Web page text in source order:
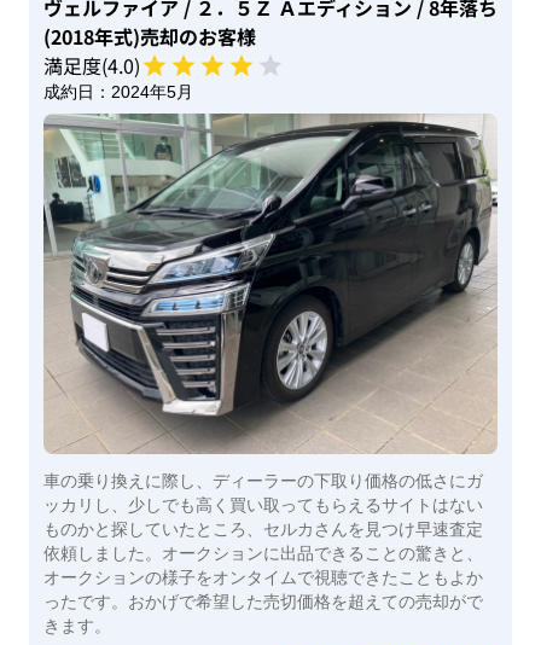
ヴェルファイア / ２．５Ｚ Ａエディション / 8年落ち
(2018年式)売却のお客様
満足度(4.0)
成約日： 2024年5月
車の乗り換えに際し、ディーラーの下取り価格の低さにガ
ッカリし、少しでも高く買い取ってもらえるサイトはない
ものかと探していたところ、セルカさんを見つけ早速査定
依頼しました。オークションに出品できることの驚きと、
オークションの様子をオンタイムで視聴できたこともよか
ったです。おかげで希望した売切価格を超えての売却がで
きます。